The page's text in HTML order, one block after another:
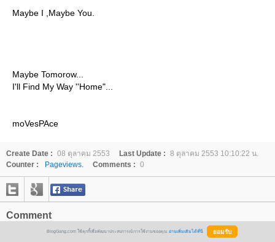
Maybe I ,Maybe You.
Maybe Tomorow...
I'll Find My Way ''Home"...
moVesPAce
Create Date : 08 ตุลาคม 2553 Last Update : 8 ตุลาคม 2553 10:10:22 น.
Counter :
Pageviews. Comments : 0
Comment
BlogGang.com ใช้คุกกี้เพื่อพัฒนาประสบการณ์การใช้งานของคุณ อ่านเพิ่มเติมได้ที่นี่